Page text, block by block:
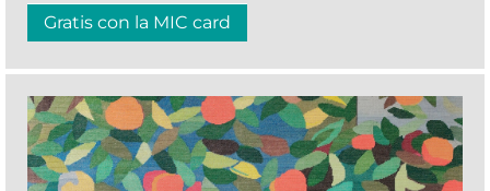
Gratis con la MIC card